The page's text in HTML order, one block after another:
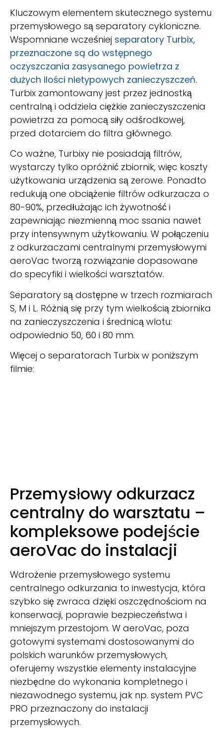
Kluczowym elementem skutecznego systemu
przemysłowego są separatory cykloniczne.
Wspomniane wcześniej separatory Turbix,
przeznaczone są do wstępnego
oczyszczania zasysanego powietrza z
dużych ilości nietypowych zanieczyszczeń.
Turbix zamontowany jest przez jednostką
centralną i oddziela ciężkie zanieczyszczenia
powietrza za pomocą siły odśrodkowej,
przed dotarciem do filtra głównego.
Co ważne, Turbixy nie posiadają filtrów,
wystarczy tylko opróżnić zbiornik, więc koszty
użytkowania urządzenia są zerowe. Ponadto
redukują one obciążenie filtrów odkurzacza o
80-90%, przedłużając ich żywotność i
zapewniając niezmienną moc ssania nawet
przy intensywnym użytkowaniu. W połączeniu
z odkurzaczami centralnymi przemysłowymi
aeroVac tworzą rozwiązanie dopasowane
do specyfiki i wielkości warsztatów.
Separatory są dostępne w trzech rozmiarach
S, M i L. Różnią się przy tym wielkością zbiornika
na zanieczyszczenia i średnicą wlotu:
odpowiednio 50, 60 i 80 mm.
Więcej o separatorach Turbix w poniższym
filmie:
Przemysłowy odkurzacz
centralny do warsztatu –
kompleksowe podejście
aeroVac do instalacji
Wdrożenie przemysłowego systemu
centralnego odkurzania to inwestycja, która
szybko się zwraca dzięki oszczędnościom na
konserwacji, poprawie bezpieczeństwa i
mniejszym przestojom. W aeroVac, poza
gotowymi systemami dostosowanymi do
polskich warunków przemysłowych,
oferujemy wszystkie elementy instalacyjne
niezbędne do wykonania kompletnego i
niezawodnego systemu, jak np. system PVC
PRO przeznaczony do instalacji
przemysłowych.